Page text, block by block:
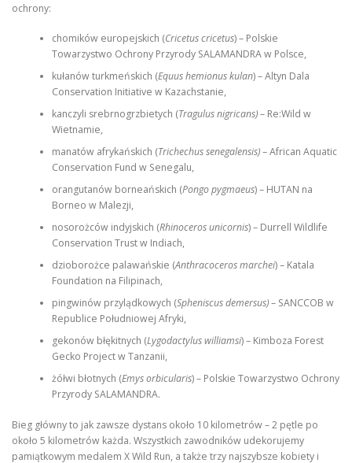
ochrony:
chomików europejskich (Cricetus cricetus) – Polskie
Towarzystwo Ochrony Przyrody SALAMANDRA w Polsce,
kułanów turkmeńskich (Equus hemionus kulan) – Altyn Dala
Conservation Initiative w Kazachstanie,
kanczyli srebrnogrzbietych (Tragulus nigricans)– Re:Wild w
Wietnamie,
manatów afrykańskich (Trichechus senegalensis)– African Aquatic
Conservation Fund w Senegalu,
orangutanów borneańskich (Pongo pygmaeus) – HUTAN na
Borneo w Malezji,
nosorożców indyjskich (Rhinoceros unicornis) – Durrell Wildlife
Conservation Trust w Indiach,
dzioborożce palawańskie (Anthracoceros marchei) – Katala
Foundation na Filipinach,
pingwinów przylądkowych (Spheniscus demersus)– SANCCOB w
Republice Południowej Afryki,
gekonów błękitnych (Lygodactylus williamsi) – Kimboza Forest
Gecko Project w Tanzanii,
żółwi błotnych (Emys orbicularis) – Polskie Towarzystwo Ochrony
Przyrody SALAMANDRA.
Bieg główny to jak zawsze dystans około 10 kilometrów – 2 pętle po
około 5 kilometrów każda. Wszystkich zawodników udekorujemy
pamiątkowym medalem X Wild Run, a także trzy najszybsze kobiety i